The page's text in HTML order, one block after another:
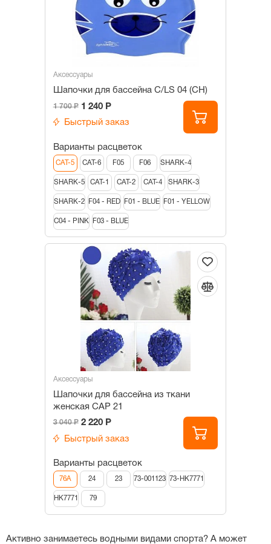
Аксессуары
Шапочки для бассейна С/LS 04 (CH)
1 700 Р 1 240 Р
Быстрый заказ
Варианты расцветок
CAT-5 CAT-6 F05 F06 SHARK-4
SHARK-5 CAT-1 CAT-2 CAT-4 SHARK-3
SHARK-2 F04 - RED F01 - BLUE F01 - YELLOW
C04 - PINK F03 - BLUE
Аксессуары
Шапочки для бассейна из ткани
женская САР 21
3 040 Р 2 220 Р
Быстрый заказ
Варианты расцветок
76А 24 23 73-001123 73-НК7771
НК7771 79
Активно занимаетесь водными видами спорта? А может